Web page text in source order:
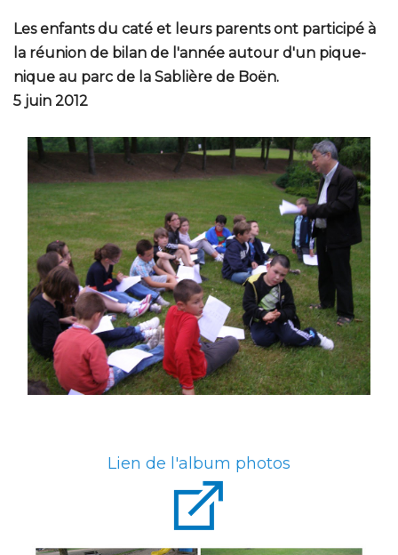
Les enfants du caté et leurs parents ont participé à
la réunion de bilan de l'année autour d'un pique-
nique au parc de la Sablière de Boën.
5 juin 2012
Lien de l'album photos